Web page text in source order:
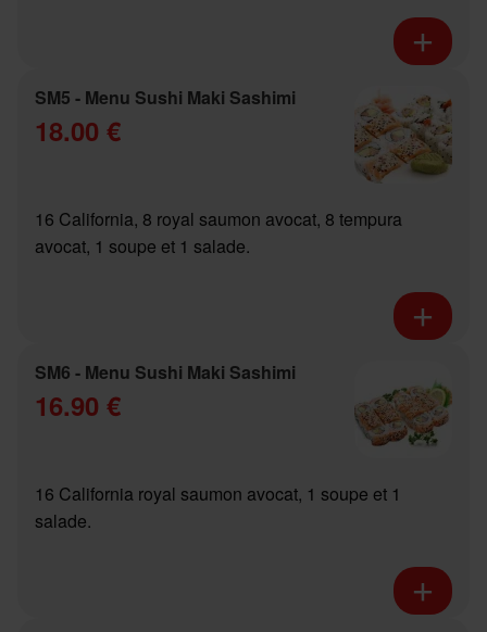
SM5 - Menu Sushi Maki Sashimi
18.00 €
16 California, 8 royal saumon avocat, 8 tempura
avocat, 1 soupe et 1 salade.
SM6 - Menu Sushi Maki Sashimi
16.90 €
16 California royal saumon avocat, 1 soupe et 1
salade.